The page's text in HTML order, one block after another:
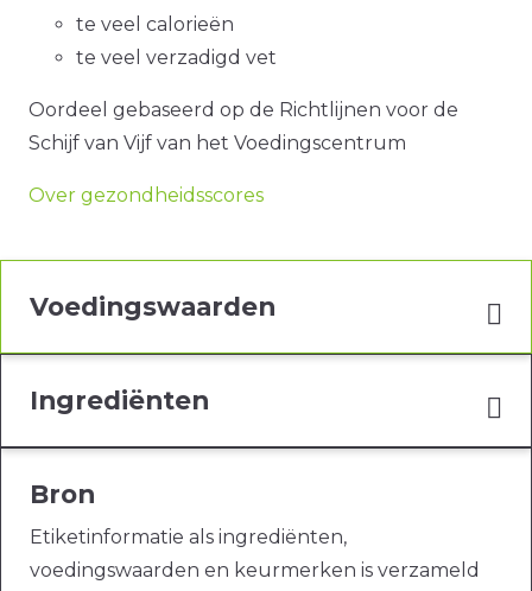
te veel calorieën
te veel verzadigd vet
Oordeel gebaseerd op de Richtlijnen voor de
Schijf van Vijf van het Voedingscentrum
Over gezondheidsscores
Voedingswaarden
Ingrediënten
Bron
Etiketinformatie als ingrediënten,
voedingswaarden en keurmerken is verzameld